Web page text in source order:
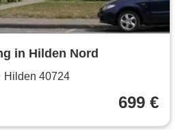
in Hilden Nord
Hilden 40724
699 €